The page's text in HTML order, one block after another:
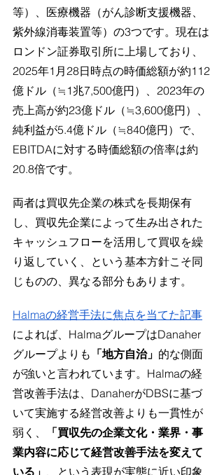
等）、医療機器（がん診断支援機器、
紫外線消毒装置等）の3つです。現在は
ロンドン証券取引所に上場しており、
2025年1月28日時点の時価総額が約112
億ドル（≒1兆7,500億円）、2023年の
売上高が約23億ドル（≒3,600億円）、
純利益が5.4億ドル（≒840億円）で、
EBITDAに対する時価総額の倍率は約
20.8倍です。
両者は買収先企業の株式を長期保有
し、買収先企業によって生み出された
キャッシュフローを活用して買収を繰
り 返していく、という基本方針こそ同
じものの、異なる部分もあります。
Halmaの経営手法に焦点を当てた記事
によれば、HalmaグループはDanaher
グループよりも 「地方自治」 的な側面
が強いと言われています。Halmaの経
営改善手法は、DanaherがDBSに基づ
いて実施する経営改善よりも一貫性が
弱く、
「買収先の企業文化・業界・事
業内容に応じて経営改善手法を変えて
いる」
、という表現が実態に近い印象